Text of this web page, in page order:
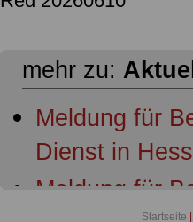
mehr zu:
Meldung für
Dienst in
Meldung für
Startseite